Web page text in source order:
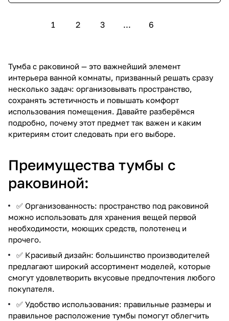
1 2 3 ... 6
Тумба с раковиной — это важнейший элемент
интерьера ванной комнаты, призванный решать сразу
несколько задач: организовывать пространство,
сохранять эстетичность и повышать комфорт
использования помещения. Давайте разберёмся
подробно, почему этот предмет так важен и каким
критериям стоит следовать при его выборе.
Преимущества тумбы с
раковиной:
✅ Организованность: пространство под раковиной
можно использовать для хранения вещей первой
необходимости, моющих средств, полотенец и
прочего.
✅ Красивый дизайн: большинство производителей
предлагают широкий ассортимент моделей, которые
смогут удовлетворить вкусовые предпочтения любого
покупателя.
✅ Удобство использования: правильные размеры и
правильное расположение тумбы помогут облегчить